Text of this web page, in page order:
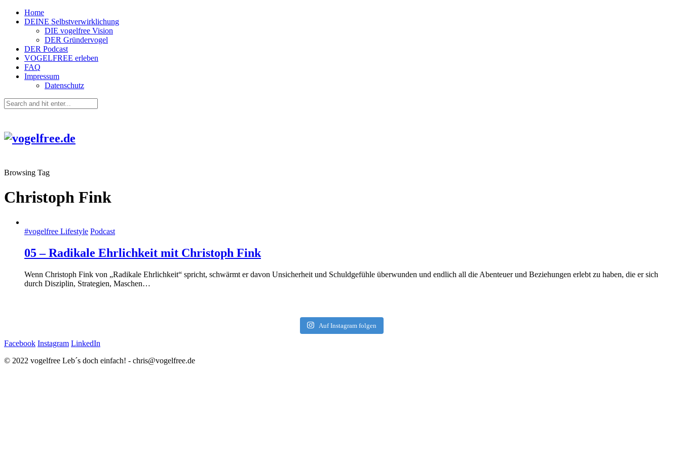
Home
DEINE Selbstverwirklichung
DIE vogelfree Vision
DER Gründervogel
DER Podcast
VOGELFREE erleben
FAQ
Impressum
Datenschutz
Browsing Tag
Christoph Fink
#vogelfree Lifestyle Podcast
05 – Radikale Ehrlichkeit mit Christoph Fink
Wenn Christoph Fink von „Radikale Ehrlichkeit“ spricht, schwärmt er davon Unsicherheit und Schuldgefühle überwunden und endlich all die Abenteuer und Beziehungen erlebt zu haben, die er sich
durch Disziplin, Strategien, Maschen…
Auf Instagram folgen
Facebook Instagram LinkedIn
© 2022 vogelfree Leb´s doch einfach! - chris@vogelfree.de